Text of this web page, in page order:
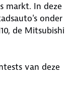
markt. In deze
onder
de Mitsubishi
van deze